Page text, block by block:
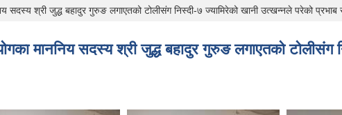
सदस्य श्री जुद्ध बहादुर गुरुङ लगाएतको टोलीसंग निस्दी-७ ज्यामिरेको खानी उत्खन्नले परेको
माननिय सदस्य श्री जुद्ध बहादुर गुरुङ लगाएतको टोलीसंग